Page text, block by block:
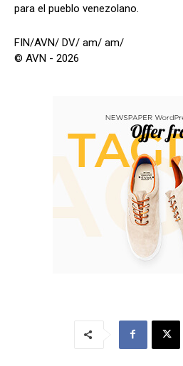
para el pueblo venezolano.
FIN/AVN/ DV/ am/ am/
© AVN - 2026